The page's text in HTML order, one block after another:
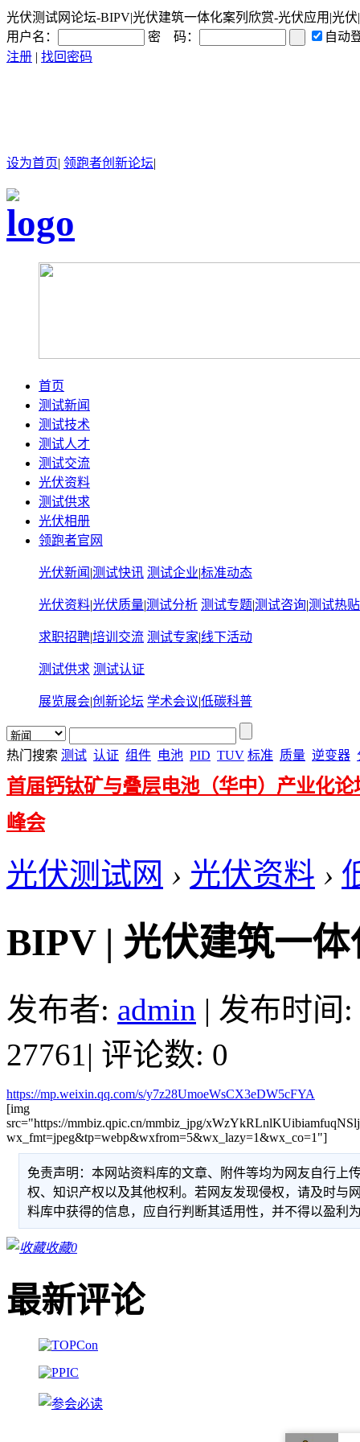
光伏测试网论坛-BIPV|光伏建筑一体化案列欣赏-光伏应用|光
用户名：
密 码：
自动
注册 | 找回密码
设为首页| 领跑者创新论坛|
首页
测试新闻
测试技术
测试人才
测试交流
光伏资料
测试供求
光伏相册
领跑者官网
光伏新闻 |测试快讯 测试企业|标准动态
光伏资料|光伏质量|测试分析 测试专题|测试咨询|测试热贴
求职招聘|培训交流 测试专家|线下活动
测试供求 测试认证
展览展会|创新论坛 学术会议|低碳科普
热门搜索 测试 认证 组件 电池 PID TUV 标准 质量 逆变器
首届钙钛矿与叠层电池（华中）产业化论
峰会
光伏测试网 › 光伏资料 ›
BIPV | 光伏建筑一
发布者: admin | 发布时间:
27761| 评论数: 0
https://mp.weixin.qq.com/s/y7z28UmoeWsCX3eDW5cFYA
[img
src="https://mmbiz.qpic.cn/mmbiz_jpg/
wx_fmt=jpeg&tp=webp&wxfrom=5&wx_lazy=1&wx_co=1"]
免责声明：本网站资料库的文章、附件等均为网友自行上
权、知识产权以及其他权利。若网友发现侵权，请及时与
料库中获得的信息，应自行判断其适用性，并不得以盈利
收藏0
最新评论